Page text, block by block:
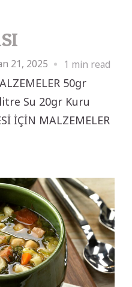
21, 2025 1 min read
50gr
Su 20gr Kuru
İÇİN MALZEMELER